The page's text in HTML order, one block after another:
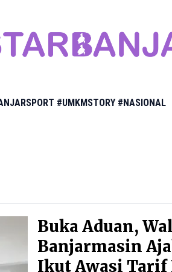
#UMKMSTORY #NASIONAL
Buka Aduan,
Banjarmasin
Ikut Awasi Tarif